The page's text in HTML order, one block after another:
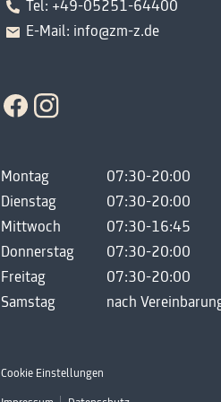
Tel: +49-05251-64400
E-Mail: info@zm-z.de
Montag
07:30-20:00
Dienstag
07:30-20:00
Mittwoch
07:30-16:45
Donnerstag
07:30-20:00
Freitag
07:30-20:00
Samstag
nach
Cookie Einstellungen